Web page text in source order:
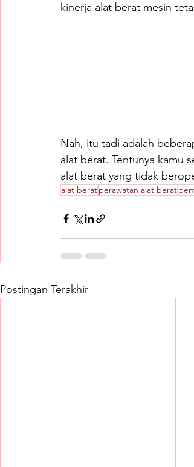
kinerja alat berat mesin
Nah, itu tadi adalah
alat berat. Tentunya kamu
alat berat yang tidak
alat beratperawatan alat berat
Postingan Terakhir